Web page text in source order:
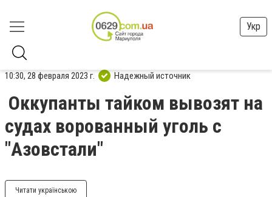
Укр
10:30, 28 февраля 2023 г. Надежный источник
Оккупанты тайком вывозят на
судах ворованный уголь с
"Азовстали"
Читати українською